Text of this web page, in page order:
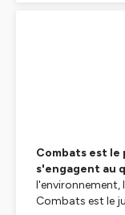
Combats est le
s'engagent au
l'environnement,
Combats est le